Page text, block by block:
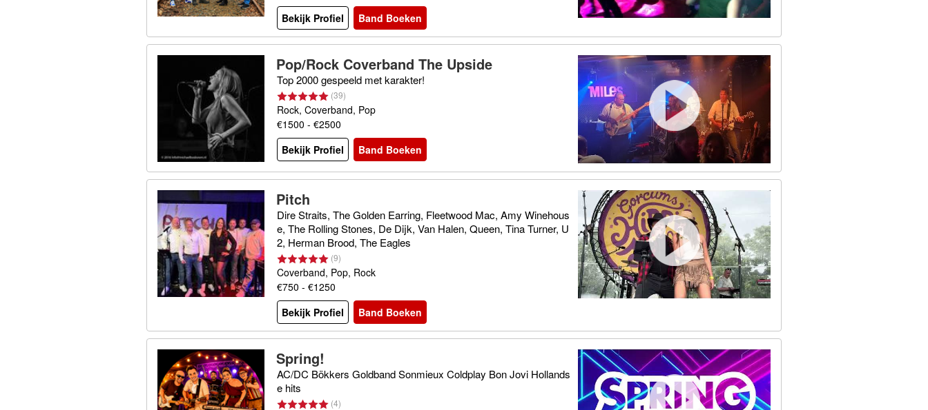
Bekijk Profiel
Band Boeken
Pop/Rock Coverband The Upside
Top 2000 gespeeld met karakter!
(39)
Rock, Coverband, Pop
€1500 - €2500
Bekijk Profiel
Band Boeken
Pitch
Dire Straits, The Golden Earring, Fleetwood Mac, Amy Winehous
e, The Rolling Stones, De Dijk, Van Halen, Queen, Tina Turner, U
2, Herman Brood, The Eagles
(9)
Coverband, Pop, Rock
€750 - €1250
Bekijk Profiel
Band Boeken
Spring!
AC/DC Bökkers Goldband Sonmieux Coldplay Bon Jovi Hollands
e hits
(4)